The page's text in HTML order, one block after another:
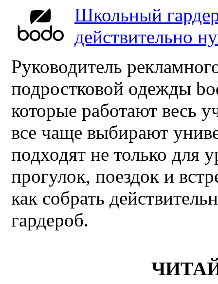
Школьный
действительно
Руководитель
подростковой одежды
которые работают весь
все чаще выбирают
подходят не только для
прогулок, поездок и
как собрать
гардероб.